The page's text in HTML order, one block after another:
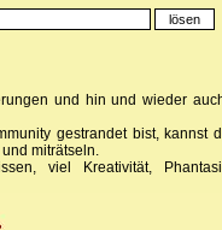
und hin und wieder
gestrandet bist, kannst
miträtseln.
viel Kreativität,